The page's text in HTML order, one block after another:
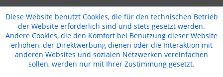
* Alle Preise inkl. gesetzl. Mehrwertsteuer zzgl.Versandkosten
Cookie-Einstellungen Jugendschutz
Kontakt
Versand und Zahlungsbedingungen
Widerrufsrecht
Datenschutz
AGB
Impressum
Diese Website benutzt Cookies, die für den technischen Betrieb
der Website erforderlich sind und stets gesetzt werden.
Andere Cookies, die den Komfort bei Benutzung dieser Website
erhöhen, der Direktwerbung dienen oder die Interaktion mit
anderen Websites und sozialen Netzwerken vereinfachen
sollen, werden nur mit Ihrer Zustimmung gesetzt.